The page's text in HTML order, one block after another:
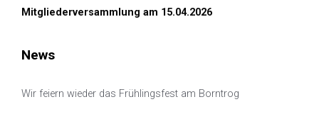
Mitgliederversammlung am 15.04.2026
News
Wir feiern wieder das Frühlingsfest am Borntrog